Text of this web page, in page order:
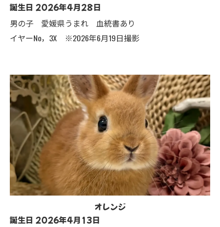
誕生日 2026年4月28日
男の子 愛媛県うまれ 血統書あり
イヤーNo，3X ※2026年6月19日撮影
オレンジ
誕生日 2026年4月13日